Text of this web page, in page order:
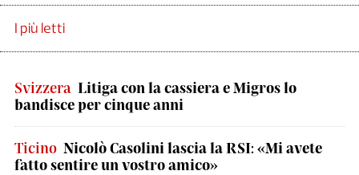
I più letti
Svizzera Litiga con la cassiera e Migros lo
bandisce per cinque anni
Ticino Nicolò Casolini lascia la RSI: «Mi avete
fatto sentire un vostro amico»